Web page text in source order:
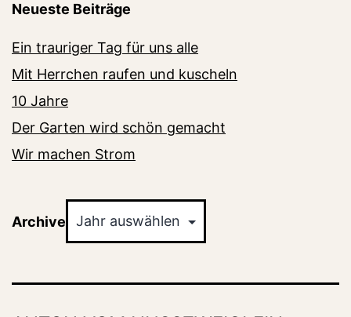
Neueste Beiträge
Ein trauriger Tag für uns alle
Mit Herrchen raufen und kuscheln
10 Jahre
Der Garten wird schön gemacht
Wir machen Strom
Archive